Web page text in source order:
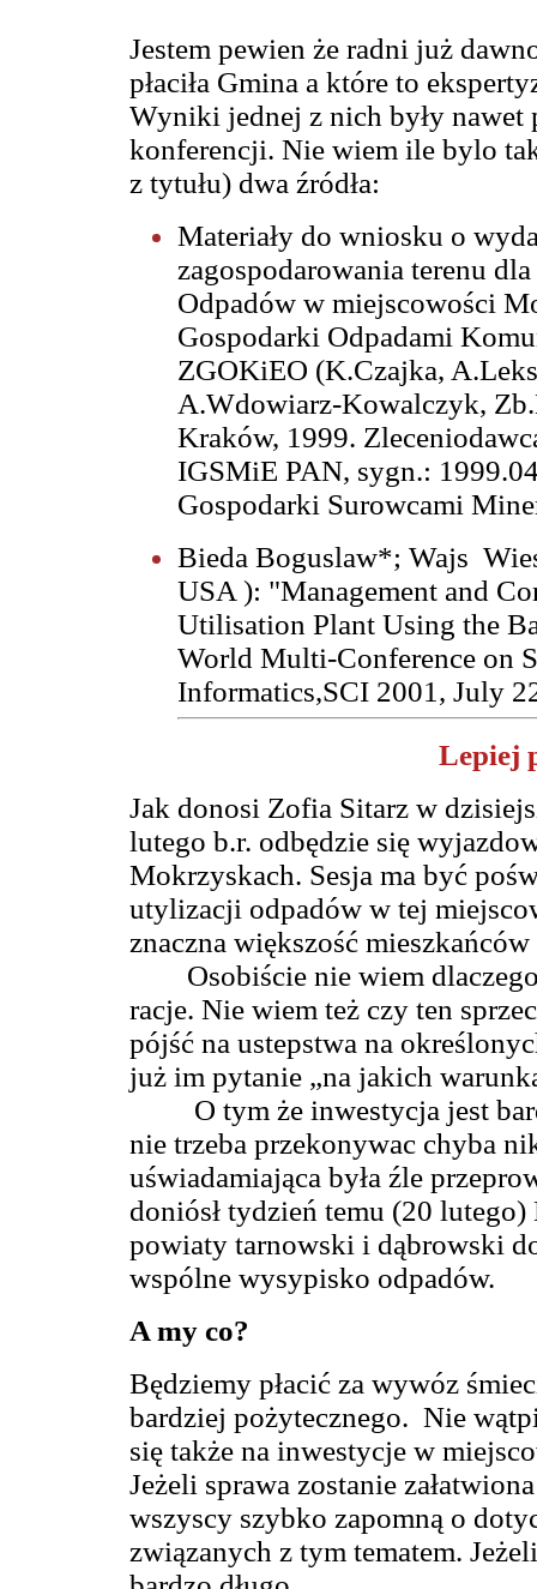
Jestem pewien że radni już
płaciła Gmina a które to
Wyniki jednej z nich były nawet
konferencji. Nie wiem ile bylo
z tytułu) dwa źródła:
Materiały do wniosku o
zagospodarowania terenu
Odpadów w miejscowości
Gospodarki Odpadami
ZGOKiEO (K.Czajka,
A.Wdowiarz-Kowalczyk,
Kraków, 1999.
IGSMiE PAN, sygn.:
Gospodarki Surowcami
Bieda Boguslaw*; Wajs
USA): "Management and
Utilisation Plant Using the
World Multi-Conference on
Informatics,SCI 2001, July
Lepiej
Jak donosi Zofia Sitarz w
lutego b.r. odbędzie się
Mokrzyskach. Sesja ma być
utylizacji odpadów w tej
znaczna większość
Osobiście nie wiem
racje. Nie wiem też czy ten
pójść na ustepstwa na
już im pytanie „na jakich
O tym że inwestycja jest
nie trzeba przekonywac chyba
uświadamiająca była źle
doniósł tydzień temu (20
powiaty tarnowski i dąbrowski
wspólne wysypisko odpadów.
A my co?
Będziemy płacić za wywóz
bardziej pożytecznego. Nie
się także na inwestycje w
Jeżeli sprawa zostanie
wszyscy szybko zapomną o
związanych z tym tematem.